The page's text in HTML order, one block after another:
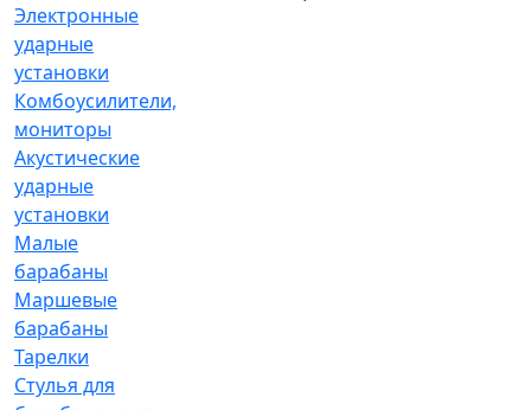
Электронные
ударные
установки
Комбоусилители,
мониторы
Акустические
ударные
установки
Малые
барабаны
Маршевые
барабаны
Тарелки
Стулья для